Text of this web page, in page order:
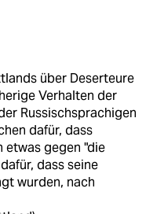
über Deserteure
Verhalten der
Russischsprachigen
dafür, dass
etwas gegen "die
dass seine
wurden, nach